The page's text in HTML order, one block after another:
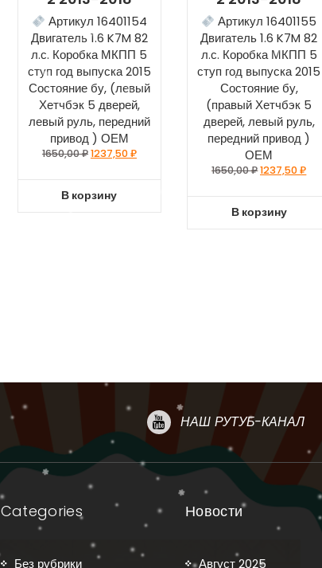
Артикул 16401154
Двигатель 1.6 K7M 82
л.с. Коробка МКПП 5
ступ год выпуска 2015
Состояние бу, (левый
Хетчбэк 5 дверей,
левый руль, передний
привод ) ОЕМ
1650,00₽1237,50₽
В корзину
Артикул 16401155
Двигатель 1.6 K7M 82
л.с. Коробка МКПП 5
ступ год выпуска 2015
Состояние бу,
(правый Хетчбэк 5
дверей, левый руль,
передний привод )
ОЕМ
1650,00₽1237,50₽
В корзину
НАШ РУТУБ-КАНАЛ
Categories
Без рубрики
Новости
Август 2025